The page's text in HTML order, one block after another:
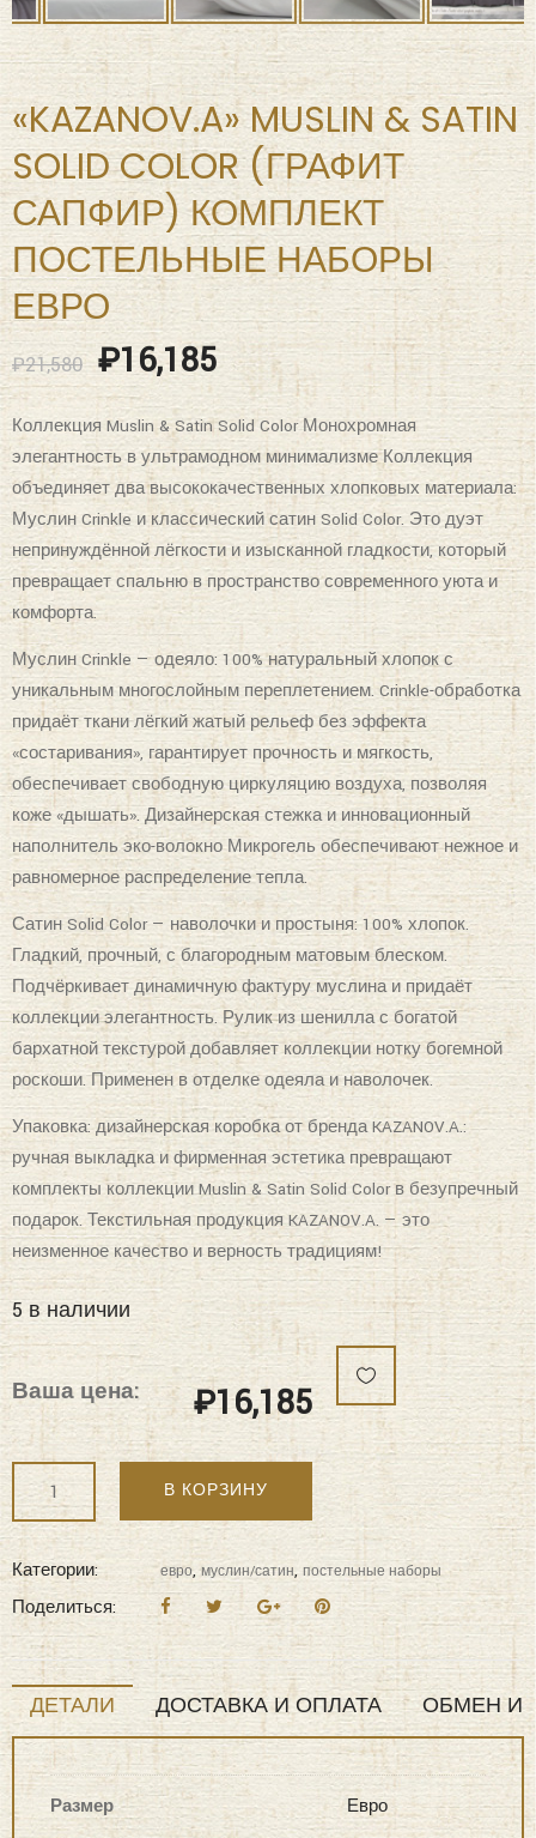
«KAZANOV.A» MUSLIN & SATIN
SOLID COLOR (ГРАФИТ
САПФИР) КОМПЛЕКТ
ПОСТЕЛЬНЫЕ НАБОРЫ
ЕВРО
₽21,580 ₽16,185
Коллекция Muslin & Satin Solid Color Монохромная
элегантность в ультрамодном минимализме Коллекция
объединяет два высококачественных хлопковых материала:
Муслин Crinkle и классический сатин Solid Color. Это дуэт
непринуждённой лёгкости и изысканной гладкости, который
превращает спальню в пространство современного уюта и
комфорта.
Муслин Crinkle — одеяло: 100% натуральный хлопок с
уникальным многослойным переплетением. Crinkle-обработка
придаёт ткани лёгкий жатый рельеф без эффекта
«состаривания», гарантирует прочность и мягкость,
обеспечивает свободную циркуляцию воздуха, позволяя
коже «дышать». Дизайнерская стежка и инновационный
наполнитель эко-волокно Микрогель обеспечивают нежное и
равномерное распределение тепла.
Сатин Solid Color — наволочки и простыня: 100% хлопок.
Гладкий, прочный, с благородным матовым блеском.
Подчёркивает динамичную фактуру муслина и придаёт
коллекции элегантность. Рулик из шенилла с богатой
бархатной текстурой добавляет коллекции нотку богемной
роскоши. Применен в отделке одеяла и наволочек.
Упаковка: дизайнерская коробка от бренда KAZANOV.A.:
ручная выкладка и фирменная эстетика превращают
комплекты коллекции Muslin & Satin Solid Color в безупречный
подарок. Текстильная продукция KAZANOV.A. — это
неизменное качество и верность традициям!
5 в наличии
Ваша цена: ₽16,185
Количество
"KAZANOV.A"
Muslin
&
Satin
Solid
color
(графит
сапфир)
комплект
Постельные
наборы
В КОРЗИНУ
Категории: евро,муслин/сатин, постельные наборы
Поделиться:
ДЕТАЛИ ДОСТАВКА И ОПЛАТА ОБМЕН И
Размер Евро